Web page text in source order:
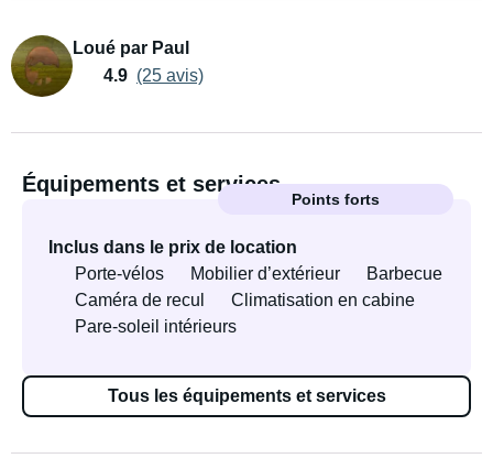
Loué par Paul
4.9 (25 avis)
Équipements et services
Points forts
Inclus dans le prix de location
Porte-vélos
Mobilier d’extérieur
Barbecue
Caméra de recul
Climatisation en cabine
Pare-soleil intérieurs
Tous les équipements et services